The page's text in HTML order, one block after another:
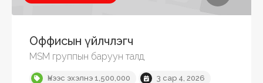
Оффисын үйлчлэгч
MSM группын баруун талд
Үнээс эхэлнэ 1,500,000 3 сар 4, 2026